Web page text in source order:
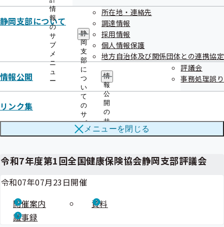
情
報
の
サ
ブ
メ
ニ
ュ
ー
静岡支部について
静
岡
支
部
に
つ
い
て
の
サ
ブ
メ
ー
所在地・連絡先
調達情報
採用情報
個人情報保護
地方自治体及び関係団体との連携協定
情報公開
情
報
公
開
の
サ
ブ
メ
ュ
ー
評議会
事務処理誤り
リンク集
メニューを閉じる
担当
全国健康保険協会静岡支部 企画総務グループ
電話 054－275－6601（自動音声案内2番→4番）
令和7年度第1回全国健康保険協会静岡支部評議会
令和07年07月23日開催
開催案内
資料
議事録